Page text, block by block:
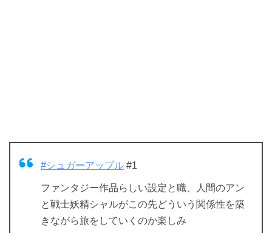
#シュガーアップル #1
ファンタジー作品らしい設定と職、人間のアン
と戦士妖精シャルがこの先どういう関係性を築
きながら旅をしていくのか楽しみ